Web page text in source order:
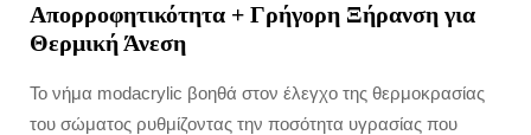
Απορροφητικότητα + Γρήγορη Ξήρανση για
Θερμική Άνεση
Το νήμα modacrylic βοηθά στον έλεγχο της θερμοκρασίας
του σώματος ρυθμίζοντας την ποσότητα υγρασίας που